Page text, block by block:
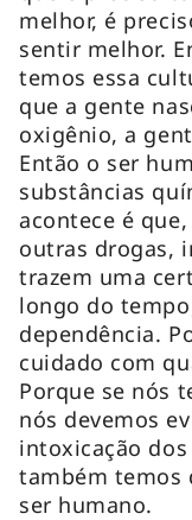
melhor, é
sentir melhor.
temos essa
que a gente
oxigênio, a
Então o ser
substâncias
acontece é
outras drogas,
trazem uma
longo do
dependência.
cuidado com
Porque se nós
nós devemos
intoxicação
também temos
ser humano.